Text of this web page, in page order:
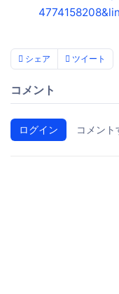
シェア ツイート
コメント
ログイン コメント